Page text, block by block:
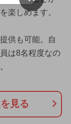
楽しめます。
供も可能。自
は8名程度なの
見る